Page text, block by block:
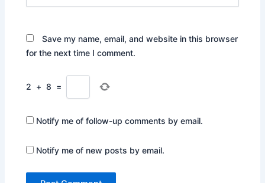
Save my name, email, and website in this browser
for the next time I comment.
2 + 8 =
Notify me of follow-up comments by email.
Notify me of new posts by email.